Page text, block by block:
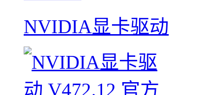
NVIDIA显卡驱动